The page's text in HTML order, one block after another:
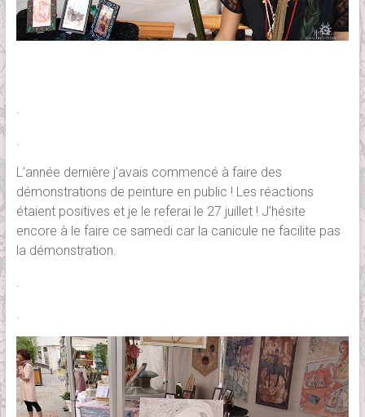
L’année dernière j’avais commencé à faire des
démonstrations de peinture en public ! Les réactions
étaient positives et je le referai le 27 juillet ! J’hésite
encore à le faire ce samedi car la canicule ne facilite pas
la démonstration.